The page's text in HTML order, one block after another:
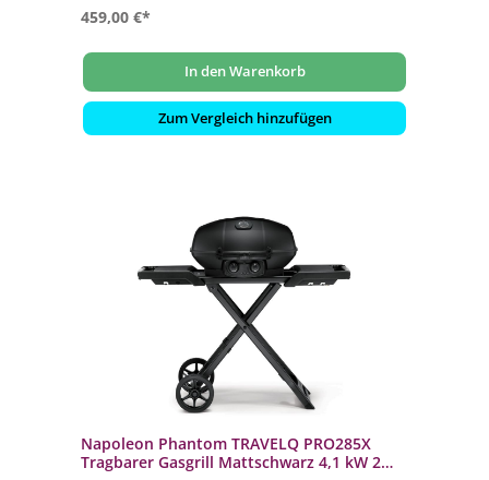
459,00 €*
In den Warenkorb
Zum Vergleich hinzufügen
Napoleon Phantom TRAVELQ PRO285X
Tragbarer Gasgrill Mattschwarz 4,1 kW 2